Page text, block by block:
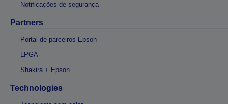
Notificações de segurança
Partners
Portal de parceiros Epson
LPGA
Shakira + Epson
Technologies